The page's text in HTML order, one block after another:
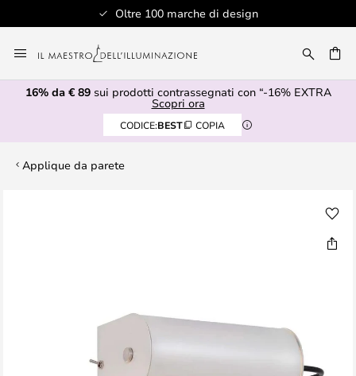
Oltre 100 marche di design
al
contenuto
16% da € 89sui prodotti contrassegnati con “-16% EXTRA
Scopri ora
CODICE:BEST COPIA
Applique da parete